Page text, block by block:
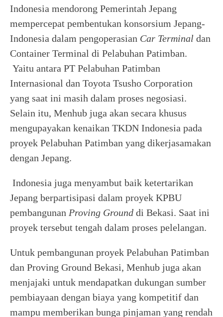
Indonesia mendorong Pemerintah Jepang
mempercepat pembentukan konsorsium Jepang-
Indonesia dalam pengoperasian Car Terminal dan
Container Terminal di Pelabuhan Patimban.
Yaitu antara PT Pelabuhan Patimban
Internasional dan Toyota Tsusho Corporation
yang saat ini masih dalam proses negosiasi.
Selain itu, Menhub juga akan secara khusus
mengupayakan kenaikan TKDN Indonesia pada
proyek Pelabuhan Patimban yang dikerjasamakan
dengan Jepang.
Indonesia juga menyambut baik ketertarikan
Jepang berpartisipasi dalam proyek KPBU
pembangunan Proving Ground di Bekasi. Saat ini
proyek tersebut tengah dalam proses pelelangan.
Untuk pembangunan proyek Pelabuhan Patimban
dan Proving Ground Bekasi, Menhub juga akan
menjajaki untuk mendapatkan dukungan sumber
pembiayaan dengan biaya yang kompetitif dan
mampu memberikan bunga pinjaman yang rendah